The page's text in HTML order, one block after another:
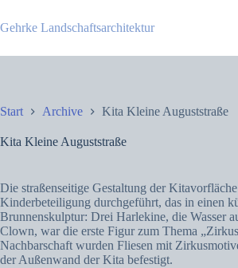
Inhalt
springen
Gehrke Landschaftsarchitektur
Start Archive Kita Kleine Auguststraße
Kita Kleine Auguststraße
Die straßenseitige Gestaltung der
Kinderbeteiligung durchgeführt, das in einen
Brunnenskulptur: Drei Harlekine, die Wasser
Clown, war die erste Figur zum Thema
Nachbarschaft wurden Fliesen mit
der Außenwand der Kita befestigt.